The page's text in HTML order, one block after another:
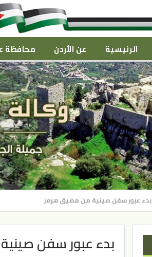
الرئيسية عن الأردن محافظة
بدء عبور سفن صينية من مضيق هرمز
بدء عبور سفن